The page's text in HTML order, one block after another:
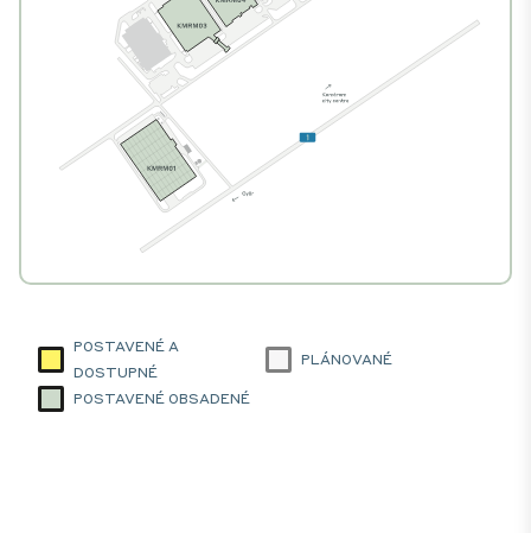
POSTAVENÉ A
DOSTUPNÉ
PLÁNOVANÉ
POSTAVENÉ OBSADENÉ